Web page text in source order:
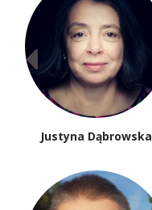
Justyna Dąbrowska